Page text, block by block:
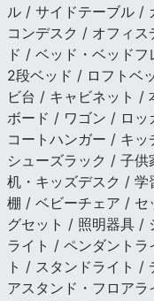
ル / サイドテーブル /
コンデスク / オフィ
ド / ベッド・ベッド
2段ベッド / ロフトベ
ビ台 / キャビネット /
ボード / ワゴン / ロッ
コートハンガー / キ
シューズラック / 子
机・キッズデスク /
棚 / ベビーチェア / セ
グセット / 照明器具 /
ライト / ペンダントラ
ト / スタンドライト /
アスタンド・フロア